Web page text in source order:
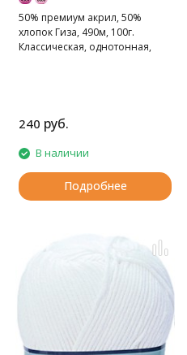
50% премиум акрил, 50%
хлопок Гиза, 490м, 100г.
Классическая, однотонная,
240 руб.
В наличии
Подробнее